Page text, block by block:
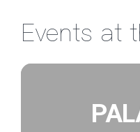
Events at